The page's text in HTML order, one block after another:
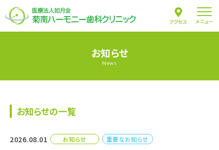
アクセス メニュー
お知らせ
News
お知らせの一覧
2026.08.01 お知らせ 重要なお知らせ